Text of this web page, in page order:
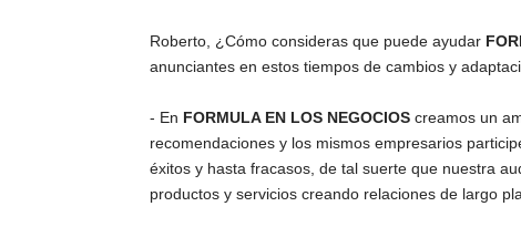
Roberto, ¿Cómo consideras que puede ayudar
anunciantes en estos tiempos de cambios y
- En FORMULA EN LOS NEGOCIOS creamos un
recomendaciones y los mismos empresarios
éxitos y hasta fracasos, de tal suerte que nuestra
productos y servicios creando relaciones de largo